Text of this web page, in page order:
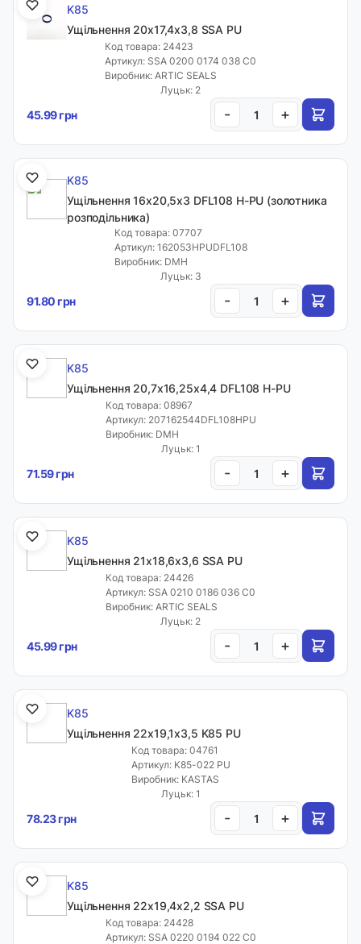
K85
Ущільнення 20х17,4х3,8 SSA PU
Код товара: 24423
Артикул: SSA 0200 0174 038 C0
Виробник: ARTIC SEALS
Луцьк: 2
45.99 грн - +
K85
Ущільнення 16х20,5х3 DFL108 H-PU (золотника
розподільника)
Код товара: 07707
Артикул: 162053HPUDFL108
Виробник: DMH
Луцьк: 3
91.80 грн - +
K85
Ущільнення 20,7х16,25х4,4 DFL108 H-PU
Код товара: 08967
Артикул: 207162544DFL108HPU
Виробник: DMH
Луцьк: 1
71.59 грн - +
K85
Ущільнення 21х18,6х3,6 SSA PU
Код товара: 24426
Артикул: SSA 0210 0186 036 C0
Виробник: ARTIC SEALS
Луцьк: 2
45.99 грн - +
K85
Ущільнення 22х19,1х3,5 K85 PU
Код товара: 04761
Артикул: K85-022 PU
Виробник: KASTAS
Луцьк: 1
78.23 грн - +
K85
Ущільнення 22х19,4х2,2 SSA PU
Код товара: 24428
Артикул: SSA 0220 0194 022 C0